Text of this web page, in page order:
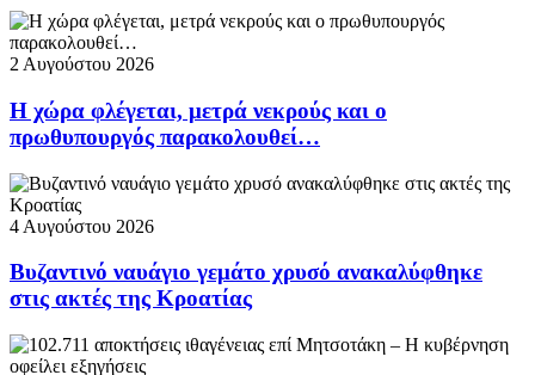
2 Αυγούστου 2026
Η χώρα φλέγεται, μετρά νεκρούς και ο
πρωθυπουργός παρακολουθεί…
4 Αυγούστου 2026
Βυζαντινό ναυάγιο γεμάτο χρυσό ανακαλύφθηκε
στις ακτές της Κροατίας